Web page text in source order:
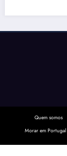
Quem somos
Morar em Portugal